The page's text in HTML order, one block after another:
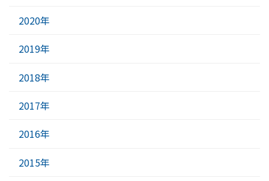
2020年
2019年
2018年
2017年
2016年
2015年